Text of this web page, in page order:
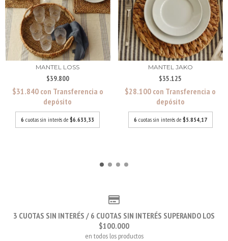
MANTEL LOSS
$39.800
$31.840 con Transferencia o
depósito
6 cuotas sin interés de$6.633,33
MANTEL JAKO
$35.125
$28.100 con Transferencia o
depósito
6 cuotas sin interés de $5.854,17
3 CUOTAS SIN INTERÉS / 6 CUOTAS SIN INTERÉS SUPERANDO LOS
$100.000
en todos los productos